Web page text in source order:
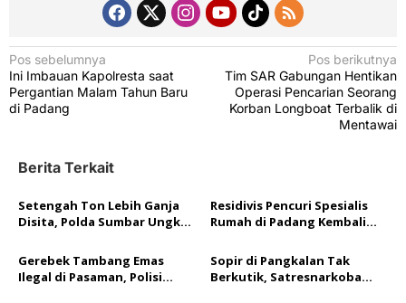
N
a
v
g
s
p
Pos sebelumnya
Ini Imbauan Kapolresta saat
Pergantian Malam Tahun Baru
di Padang
Pos berikutnya
Tim SAR Gabungan Hentikan
Operasi Pencarian Seorang
Korban Longboat Terbalik di
Mentawai
Berita Terkait
Setengah Ton Lebih Ganja
Disita, Polda Sumbar Ungkap
Semester I 2026
Residivis Pencuri Spesialis
Rumah di Padang Kembali
Polda Sumbar
Gerebek Tambang Emas
Ilegal di Pasaman, Polisi
Sopir di Pangkalan Tak
Berkutik, Satresnarkoba